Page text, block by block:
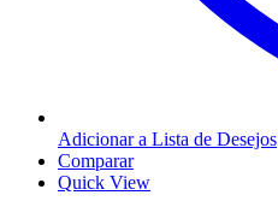
Adicionar a Lista de Desejos
Comparar
Quick View